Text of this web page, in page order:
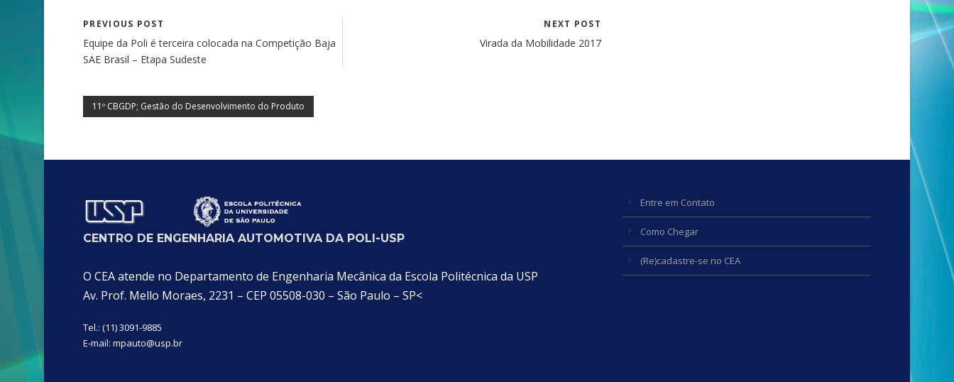
PREVIOUS POST
Equipe da Poli é terceira colocada na Competição Baja
SAE Brasil – Etapa Sudeste
NEXT POST
Virada da Mobilidade 2017
11º CBGDP; Gestão do Desenvolvimento do Produto
CENTRO DE ENGENHARIA AUTOMOTIVA DA POLI-USP
O CEA atende no Departamento de Engenharia Mecânica da Escola Politécnica da USP
Av. Prof. Mello Moraes, 2231 – CEP 05508-030 – São Paulo – SP<
Tel.: (11) 3091-9885
E-mail: mpauto@usp.br
Entre em Contato
Como Chegar
(Re)cadastre-se no CEA